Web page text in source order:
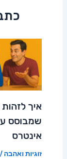
איך
שמבוסס
אינטרס
זוגיות ואהבה